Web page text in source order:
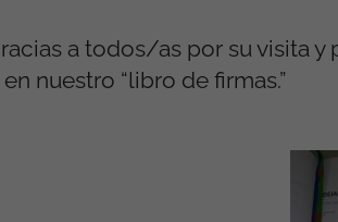
a todos/as por su visita
nuestro “libro de firmas.”